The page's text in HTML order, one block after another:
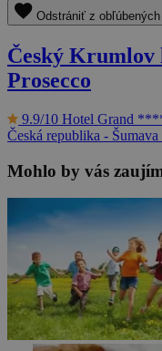
Odstrániť z obľúbených
Český Krumlov
Prosecco
9.9/10 Hotel Grand
Česká republika - Šumava
Mohlo by vás